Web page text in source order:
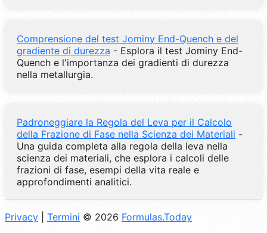
Comprensione del test Jominy End-Quench e del
gradiente di durezza - Esplora il test Jominy End-
Quench e l'importanza dei gradienti di durezza
nella metallurgia.
Padroneggiare la Regola del Leva per il Calcolo
della Frazione di Fase nella Scienza dei Materiali -
Una guida completa alla regola della leva nella
scienza dei materiali, che esplora i calcoli delle
frazioni di fase, esempi della vita reale e
approfondimenti analitici.
Privacy Termini © 2026 Formulas.Today